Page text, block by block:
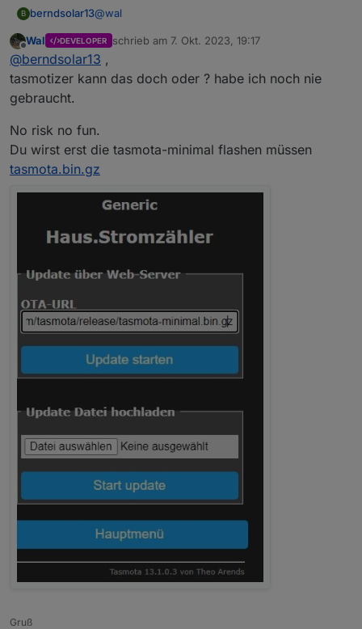
B berndsolar13@wal
kann man vorher die alte "notfalls" auslesen und
sichern ?
Dann könnte ich sie mit tamotizer zurück
Offline
Wal DEVELOPER schrieb am 7. Okt. 2023, 19:17
zuletzt editiert von
@berndsolar13 ,
tasmotizer kann das doch oder ? habe ich noch nie
gebraucht.
No risk no fun.
Du wirst erst die tasmota-minimal flashen müssen
tasmota.bin.gz
Gruß